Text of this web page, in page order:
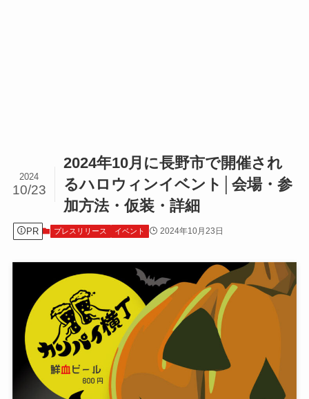
2024年10月に長野市で開催され
るハロウィンイベント│会場・参
加方法・仮装・詳細
2024
10/23
PR プレスリリース イベント 2024年10月23日